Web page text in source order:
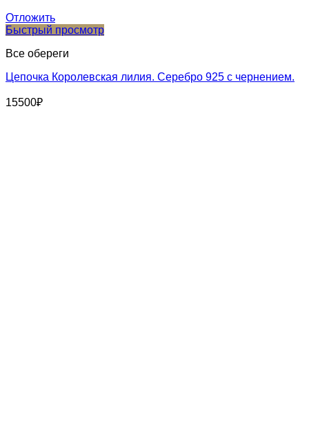
Отложить
Быстрый просмотр
Все обереги
Цепочка Королевская лилия. Серебро 925 с чернением.
15500₽